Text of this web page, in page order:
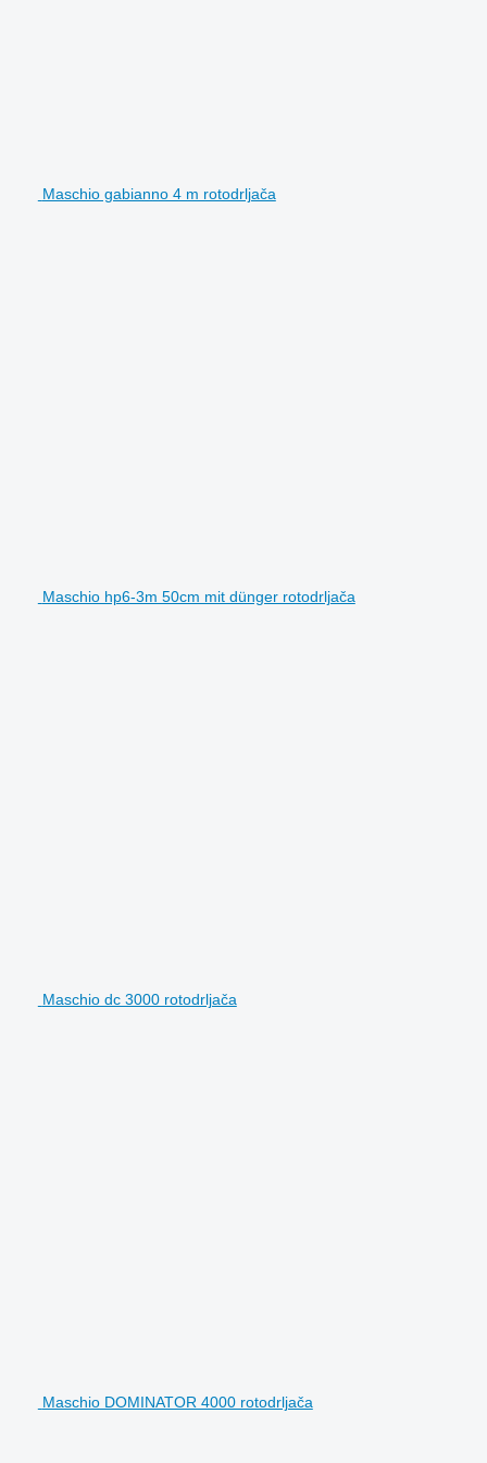
Maschio gabianno 4 m rotodrljača
Maschio hp6-3m 50cm mit dünger rotodrljača
Maschio dc 3000 rotodrljača
Maschio DOMINATOR 4000 rotodrljača